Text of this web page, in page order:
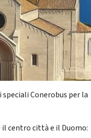
speciali Conerobus per la
centro città e il Duomo: